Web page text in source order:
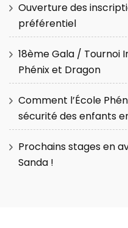
Ouverture des
préférentiel
18ème Gala / Tournoi
Phénix et Dragon
Comment l’École
sécurité des enfants
Prochains stages en
Sanda !